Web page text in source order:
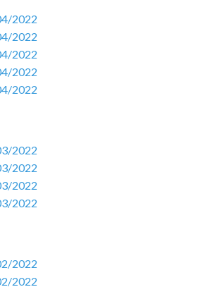
2022
2022
2022
2022
2022
2022
2022
2022
2022
2022
2022